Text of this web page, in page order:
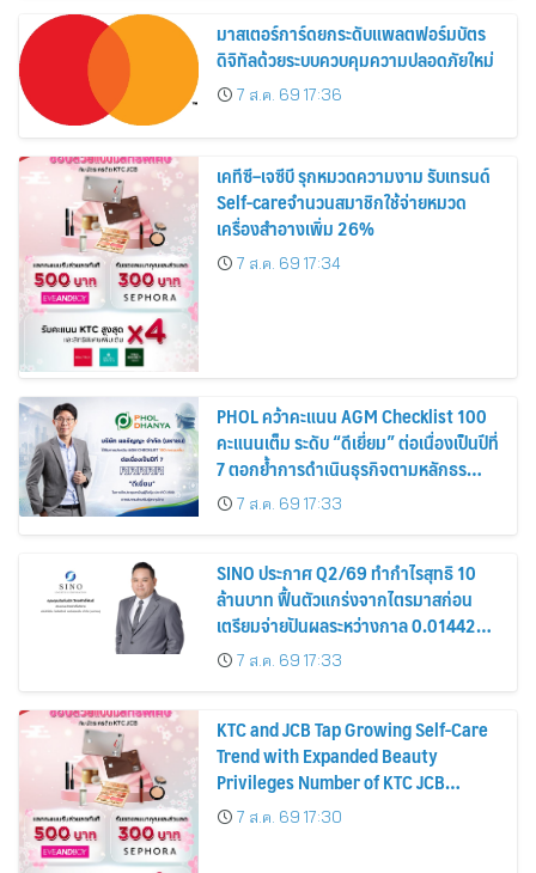
มาสเตอร์การ์ดยกระดับแพลตฟอร์มบัตร
ดิจิทัลด้วยระบบควบคุมความปลอดภัยใหม่
7 ส.ค. 69 17:36
เคทีซี–เจซีบี รุกหมวดความงาม รับเทรนด์
Self-careจำนวนสมาชิกใช้จ่ายหมวด
เครื่องสำอางเพิ่ม 26%
7 ส.ค. 69 17:34
PHOL คว้าคะแนน AGM Checklist 100
คะแนนเต็ม ระดับ “ดีเยี่ยม” ต่อเนื่องเป็นปีที่
7 ตอกย้ำการดำเนินธุรกิจตามหลักธร
รมาภิบาล โปร่งใส สร้างความเชื่อมั่นผู้ถือ
หุ้น
7 ส.ค. 69 17:33
SINO ประกาศ Q2/69 ทำกำไรสุทธิ 10
ล้านบาท ฟื้นตัวแกร่งจากไตรมาสก่อน
เตรียมจ่ายปันผลระหว่างกาล 0.014423
บาทต่อหุ้น ครึ่งปีหลังมุ่งเติบโตต่อเนื่อง
7 ส.ค. 69 17:33
KTC and JCB Tap Growing Self-Care
Trend with Expanded Beauty
Privileges Number of KTC JCB
Cardmembers Spending on
Cosmetics Rises 26%
7 ส.ค. 69 17:30